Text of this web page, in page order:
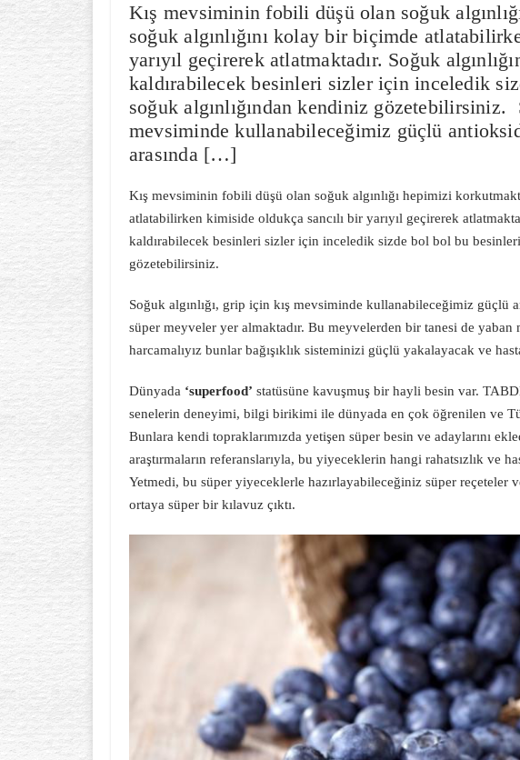
Kış mevsiminin fobili düşü olan soğuk
soğuk algınlığını kolay bir biçimde
yarıyıl geçirerek atlatmaktadır. Soğuk
kaldırabilecek besinleri sizler için inceledik
soğuk algınlığından kendiniz gözetebilirsiniz.
mevsiminde kullanabileceğimiz güçlü
arasında […]
Kış mevsiminin fobili düşü olan soğuk algınlığı hepimizi
atlatabilirken kimiside oldukça sancılı bir yarıyıl geçirerek
kaldırabilecek besinleri sizler için inceledik sizde bol bol bu
gözetebilirsiniz.
Soğuk algınlığı, grip için kış mevsiminde kullanabileceğimiz güçlü
süper meyveler yer almaktadır. Bu meyvelerden bir tanesi de
harcamalıyız bunlar bağışıklık sisteminizi güçlü yakalayacak ve
Dünyada ‘superfood’ statüsüne kavuşmuş bir hayli besin var.
senelerin deneyimi, bilgi birikimi ile dünyada en çok öğrenilen ve
Bunlara kendi topraklarımızda yetişen süper besin ve adaylarını
araştırmaların referanslarıyla, bu yiyeceklerin hangi rahatsızlık ve
Yetmedi, bu süper yiyeceklerle hazırlayabileceğiniz süper reçeteler
ortaya süper bir kılavuz çıktı.